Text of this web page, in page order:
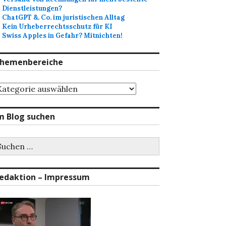
Dienstleistungen?
ChatGPT &. Co. im juristischen Alltag
Kein Urheberrechtsschutz für KI
Swiss Apples in Gefahr? Mitnichten!
Blog suchen
– Impressum